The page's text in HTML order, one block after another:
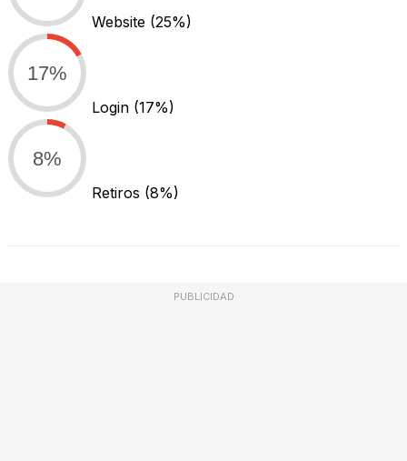
Website (25%)
17%
Login (17%)
8%
Retiros (8%)
PUBLICIDAD